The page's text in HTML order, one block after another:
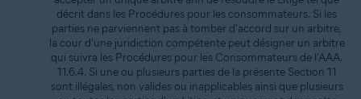
décrit dans les Procédures pour les consommateurs. Si les
parties ne parviennent pas à tomber d'accord sur un arbitre,
la cour d'une juridiction compétente peut désigner un arbitre
qui suivra les Procédures pour les Consommateurs de l'AAA.
11.6.4. Si une ou plusieurs parties de la présente Section 11
sont illégales, non valides ou inapplicables ainsi que plusieurs